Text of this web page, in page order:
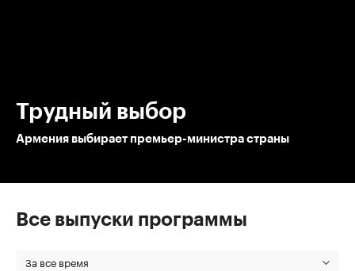
Трудный выбор
Армения выбирает премьер-министра страны
Все выпуски программы
За все время